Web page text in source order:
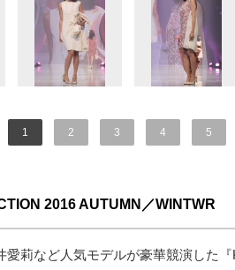
1 2 3 4 5
2016 AUTUMN／WINTWR
愛莉など人気モデルが豪華競演し